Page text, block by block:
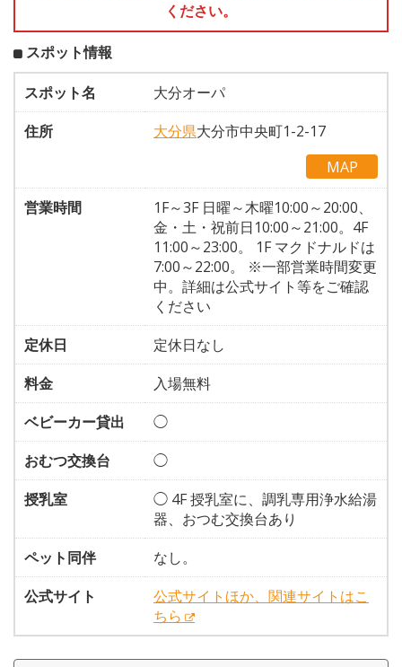
ください。
スポット情報
スポット名
大分オーパ
住所
大分県大分市中央町1-2-17
MAP
営業時間
1F～3F 日曜～木曜10:00～20:00、
金・土・祝前日10:00～21:00。4F
11:00～23:00。 1F マクドナルドは
7:00～22:00。 ※一部営業時間変更
中。詳細は公式サイト等をご確認
ください
定休日
定休日なし
料金
入場無料
ベビーカー貸出
◯
おむつ交換台
◯
授乳室
◯ 4F 授乳室に、調乳専用浄水給湯
器、おつむ交換台あり
ペット同伴
なし。
公式サイト
公式サイトほか、関連サイトはこ
ちら